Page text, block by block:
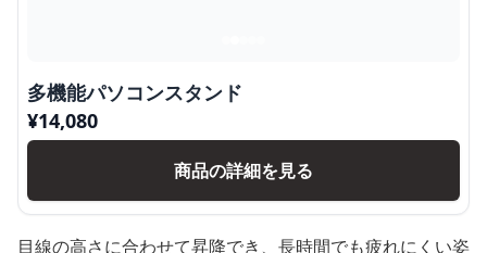
多機能パソコンスタンド
¥14,080
商品の詳細を見る
目線の高さに合わせて昇降でき、長時間でも疲れにくい姿